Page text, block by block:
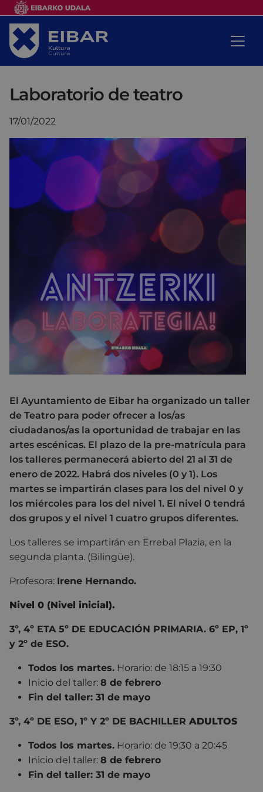
Laboratorio de teatro
17/01/2022
El Ayuntamiento de Eibar ha organizado un taller
de Teatro para poder ofrecer a los/as
ciudadanos/as la oportunidad de trabajar en las
artes escénicas. El plazo de la pre-matrícula para
los talleres permanecerá abierto del 21 al 31 de
enero de 2022. Habrá dos niveles (0 y 1). Los
martes se impartirán clases para los del nivel 0 y
los miércoles para los del nivel 1. El nivel 0 tendrá
dos grupos y el nivel 1 cuatro grupos diferentes.
Los talleres se impartirán en Errebal Plazia, en la
segunda planta. (Bilingüe).
Profesora: Irene Hernando.
Nivel 0 (Nivel inicial).
3º, 4º ETA 5º DE EDUCACIÓN PRIMARIA. 6º EP, 1º
y 2º de ESO.
Todos los martes. Horario: de 18:15 a 19:30
Inicio del taller: 8 de febrero
Fin del taller: 31 de mayo
3º, 4º DE ESO, 1º Y 2º DE BACHILLER ADULTOS
Todos los martes. Horario: de 19:30 a 20:45
Inicio del taller: 8 de febrero
Fin del taller: 31 de mayo